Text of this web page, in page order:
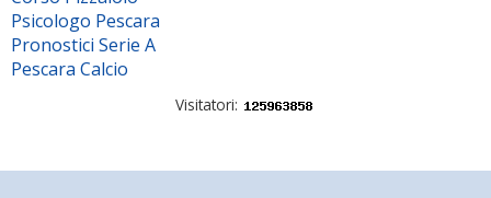
Psicologo Pescara
Pronostici Serie A
Pescara Calcio
Visitatori: